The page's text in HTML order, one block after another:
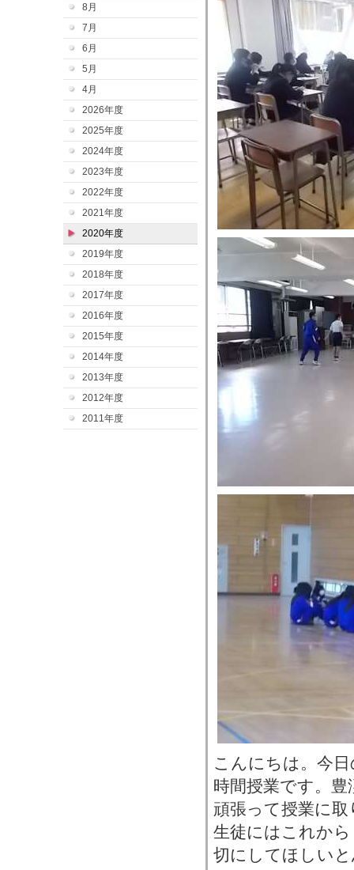
8月
7月
6月
5月
4月
2026年度
2025年度
2024年度
2023年度
2022年度
2021年度
2020年度
2019年度
2018年度
2017年度
2016年度
2015年度
2014年度
2013年度
2012年度
2011年度
こんにちは。今
時間授業です。
頑張って授業に
生徒にはこれか
切にしてほしい